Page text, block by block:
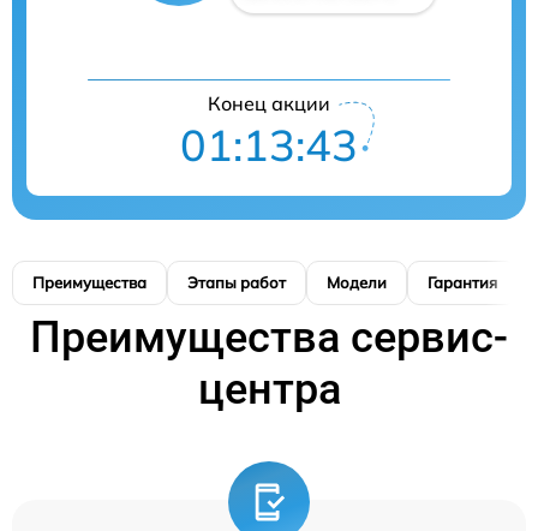
Конец акции
01:13:42
Преимущества Этапы работ Модели Гарантия
Преимущества сервис-
центра